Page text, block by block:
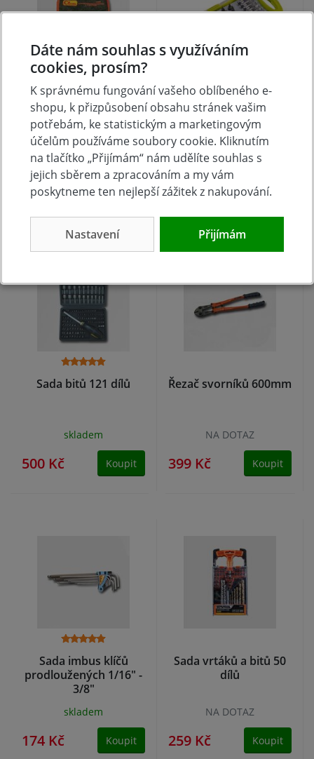
Sada převlečných klíčů
10-18mm, 6dílů
NA DOTAZ
531 Kč Koupit
šroubovák ráčnový s
ořechy a hroty, sada
30ks
skladem
225 Kč Koupit
Sada bitů 121 dílů
skladem
500 Kč Koupit
Řezač svorníků 600mm
NA DOTAZ
399 Kč Koupit
Sada imbus klíčů
prodloužených 1/16" -
3/8"
skladem
174 Kč Koupit
Sada vrtáků a bitů 50
dílů
NA DOTAZ
259 Kč Koupit
Dáte nám souhlas s využíváním
cookies, prosím?
K správnému fungování vašeho oblíbeného e-
shopu, k přizpůsobení obsahu stránek vašim
potřebám, ke statistickým a marketingovým
účelům používáme soubory cookie. Kliknutím
na tlačítko „Přijímám“ nám udělíte souhlas s
jejich sběrem a zpracováním a my vám
poskytneme ten nejlepší zážitek z nakupování.
Nastavení Přijímám